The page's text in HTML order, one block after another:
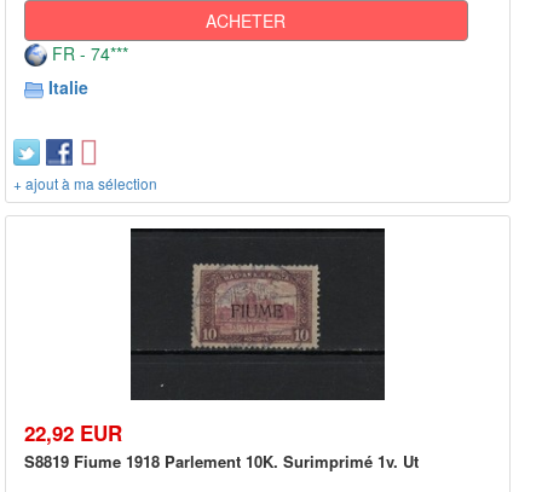
ACHETER
FR - 74***
Italie
+ ajout à ma sélection
22,92 EUR
S8819 Fiume 1918 Parlement 10K. Surimprimé 1v. Ut